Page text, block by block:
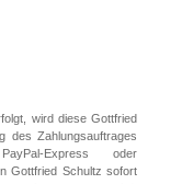
wird diese Gottfried
des Zahlungsauftrages
Express oder
Gottfried Schultz sofort